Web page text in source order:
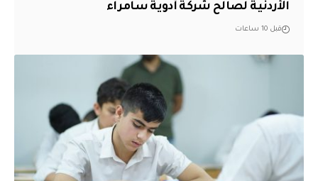
الأردنية لصالح شركة أدوية سامراء
قبل 10 ساعات